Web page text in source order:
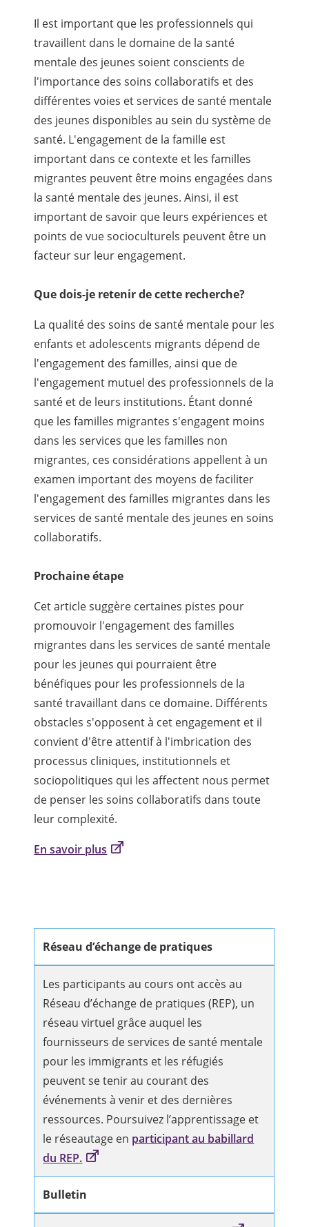
Il est important que les professionnels qui
travaillent dans le domaine de la santé
mentale des jeunes soient conscients de
l'importance des soins collaboratifs et des
différentes voies et services de santé mentale
des jeunes disponibles au sein du système de
santé. L'engagement de la famille est
important dans ce contexte et les familles
migrantes peuvent être moins engagées dans
la santé mentale des jeunes. Ainsi, il est
important de savoir que leurs expériences et
points de vue socioculturels peuvent être un
facteur sur leur engagement.
Que dois-je retenir de cette recherche?
La qualité des soins de santé mentale pour les
enfants et adolescents migrants dépend de
l'engagement des familles, ainsi que de
l'engagement mutuel des professionnels de la
santé et de leurs institutions. Étant donné
que les familles migrantes s'engagent moins
dans les services que les familles non
migrantes, ces considérations appellent à un
examen important des moyens de faciliter
l'engagement des familles migrantes dans les
services de santé mentale des jeunes en soins
collaboratifs.
Prochaine étape
Cet article suggère certaines pistes pour
promouvoir l'engagement des familles
migrantes dans les services de santé mentale
pour les jeunes qui pourraient être
bénéfiques pour les professionnels de la
santé travaillant dans ce domaine. Différents
obstacles s'opposent à cet engagement et il
convient d'être attentif à l'imbrication des
processus cliniques, institutionnels et
sociopolitiques qui les affectent nous permet
de penser les soins collaboratifs dans toute
leur complexité.
En savoir plus
Réseau d’échange de pratiques
Les participants au cours ont accès au
Réseau d’échange de pratiques (REP), un
réseau virtuel grâce auquel les
fournisseurs de services de santé mentale
pour les immigrants et les réfugiés
peuvent se tenir au courant des
événements à venir et des dernières
ressources. Poursuivez l’apprentissage et
le réseautage en participant au babillard
du REP.
Bulletin